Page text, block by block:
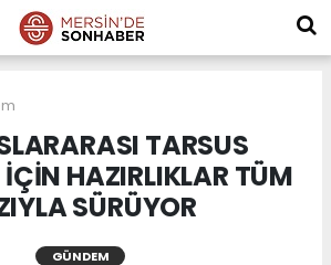
TARSUS
HAZIRLIKLAR TÜM
SÜRÜYOR
GÜNDEM